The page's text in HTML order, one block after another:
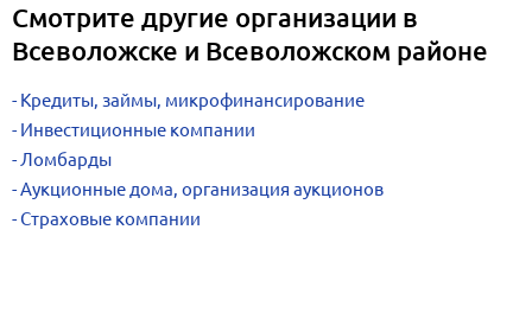
Смотрите другие организации в
Всеволожске и Всеволожском районе
Кредиты, займы, микрофинансирование
Инвестиционные компании
Ломбарды
Аукционные дома, организация аукционов
Страховые компании